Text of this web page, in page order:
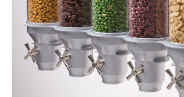
CONTACTEZ NOUS